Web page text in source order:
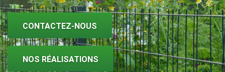
CONTACTEZ-NOUS
NOS RÉALISATIONS